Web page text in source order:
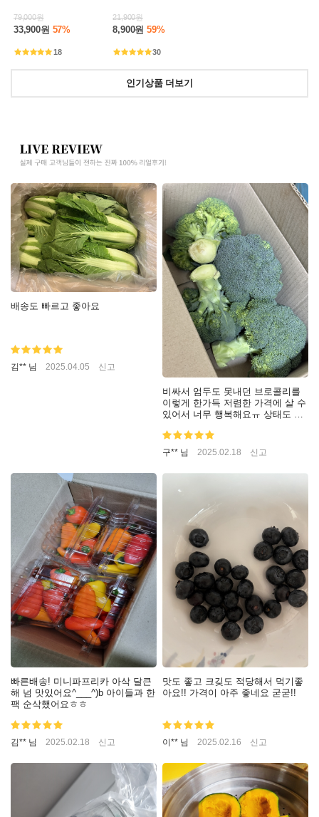
79,000원
33,900원 57%
18
21,900원
8,900원 59%
30
인기상품 더보기
배송도 빠르고 좋아요
김** 님 2025.04.05 신고
비싸서 엄두도 못내던 브로콜리를
이렇게 한가득 저렴한 가격에 살 수
있어서 너무 행복해요ㅠ 상태도 좋
다:)
구** 님 2025.02.18 신고
빠른배송! 미니파프리카 아삭 달큰
해 넘 맛있어요^___^)b 아이들과 한
팩 순삭했어요ㅎㅎ
김** 님 2025.02.18 신고
맛도 좋고 크깆도 적당해서 먹기좋
아요!! 가격이 아주 좋네요 굳굳!!
이** 님 2025.02.16 신고